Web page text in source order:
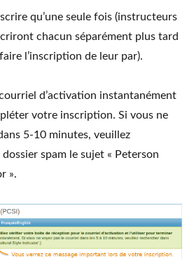
qu’une seule fois (instructeurs
chacun séparément plus tard
l’inscription de leur par).
d’activation instantanément
votre inscription. Si vous ne
5-10 minutes, veuillez
spam le sujet « Peterson
».